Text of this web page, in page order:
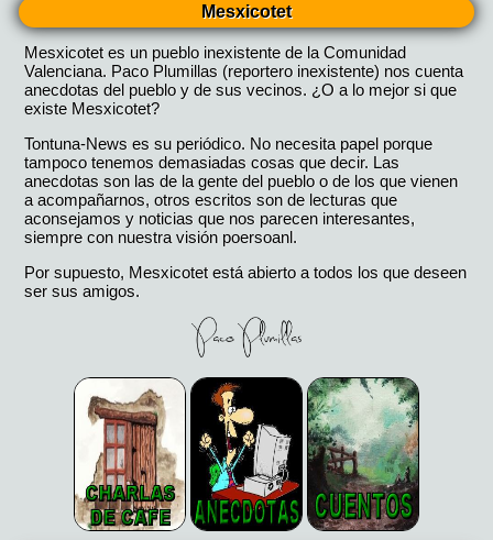
Mesxicotet
Mesxicotet es un pueblo inexistente de la Comunidad
Valenciana. Paco Plumillas (reportero inexistente) nos cuenta
anecdotas del pueblo y de sus vecinos. ¿O a lo mejor si que
existe Mesxicotet?
Tontuna-News es su periódico. No necesita papel porque
tampoco tenemos demasiadas cosas que decir. Las
anecdotas son las de la gente del pueblo o de los que vienen
a acompañarnos, otros escritos son de lecturas que
aconsejamos y noticias que nos parecen interesantes,
siempre con nuestra visión poersoanl.
Por supuesto, Mesxicotet está abierto a todos los que deseen
ser sus amigos.